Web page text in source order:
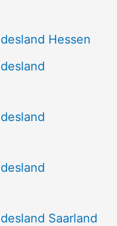
Hessen
Saarland